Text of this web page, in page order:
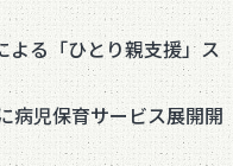
る「ひとり親支援」ス
病児保育サービス展開開